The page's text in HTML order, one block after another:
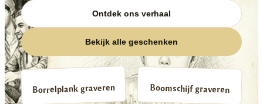
Ontdek ons verhaal
Bekijk alle geschenken
Borrelplank graveren Boomschijf graveren